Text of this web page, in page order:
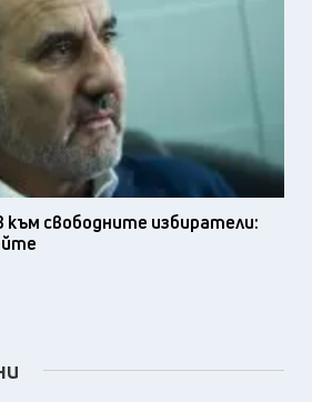
към свободните избиратели: